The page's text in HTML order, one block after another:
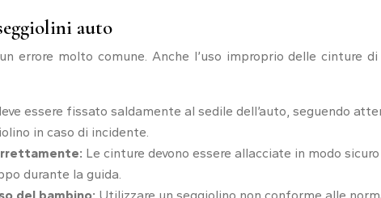
auto
errore molto comune. Anche l’uso improprio delle cinture
essere fissato saldamente al sedile dell’auto, seguendo
in caso di incidente.
Le cinture devono essere allacciate in modo
durante la guida.